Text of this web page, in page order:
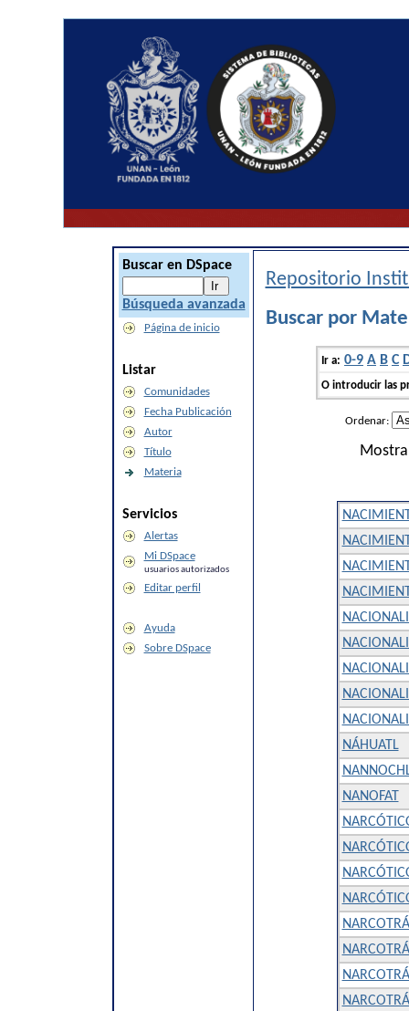
Buscar en DSpace
Búsqueda avanzada
Página de inicio
Listar
Comunidades
Fecha Publicación
Autor
Título
Materia
Servicios
Alertas
Mi DSpace
usuarios autorizados
Editar perfil
Ayuda
Sobre DSpace
Repositorio
Buscar por
Ir a: 0-9 A B C
O introducir las
Ordenar:
NÁHUATL
NANOFAT